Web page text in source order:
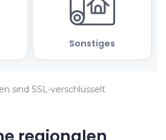
sind SSL-verschlüsselt